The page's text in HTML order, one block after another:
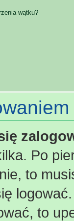
wątku?
Po
to
to